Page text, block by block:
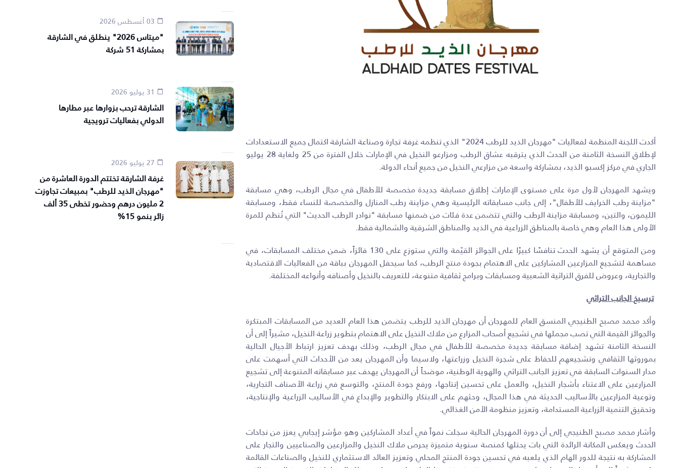
أكدت اللجنة المنظمة لفعاليات "مهرجان الذيد للرطب 2024" الذي تنظمه غرفة تجارة وصناعة الشارقة اكتمال جميع الاستعدادات
لإطلاق النسخة الثامنة من الحدث الذي يترقبه عشاق الرطب ومزارعو النخيل في الإمارات خلال الفترة من 25 ولغاية 28 يوليو
الجاري في مركز إكسبو الذيد، بمشاركة واسعة من مزارعي النخيل من جميع أنحاء الدولة.
ويشهد المهرجان لأول مرة على مستوى الإمارات إطلاق مسابقة جديدة مخصصة للأطفال في مجال الرطب، وهي مسابقة
"مزاينة رطب الخرايف للأطفال"، إلى جانب مسابقاته الرئيسية وهي مزاينة رطب المنازل والمخصصة للنساء فقط، ومسابقة
الليمون، والتين، ومسابقة مزاينة الرطب والتي تتضمن عدة فئات من ضمنها مسابقة "نوادر الرطب الحديث" التي تُنظم للمرة
الأولى هذا العام وهي خاصة بالمناطق الزراعية في الذيد والمناطق الشرقية والشمالية فقط.
ومن المتوقع أن يشهد الحدث تنافسًا كبيرًا على الجوائز القيّمة والتي ستوزع على 130 فائزاً، ضمن مختلف المسابقات، في
مساهمة لتشجيع المزارعين المشاركين على الاهتمام بجودة منتج الرطب، كما سيحفل المهرجان بباقة من الفعاليات الاقتصادية
والتجارية، وعروض للفرق التراثية الشعبية ومسابقات وبرامج ثقافية متنوعة، للتعريف بالنخيل وأصنافه وأنواعه المختلفة.
ترسيخ الجانب التراثي
وأكد محمد مصبح الطنيجي المنسق العام للمهرجان أن مهرجان الذيد للرطب يتضمن هذا العام العديد من المسابقات المبتكرة
والجوائز القيمة التي تصب مجملها في تشجيع أصحاب المزارع من ملاك النخيل على الاهتمام بتطوير زراعة النخيل، مشيراً إلى أن
النسخة الثامنة تشهد إضافة مسابقة جديدة مخصصة للأطفال في مجال الرطب، وذلك بهدف تعزيز ارتباط الأجيال الحالية
بموروثها الثقافي وتشجيعهم للحفاظ على شجرة النخيل وزراعتها، ولاسيما وأن المهرجان يعد من الأحداث التي أسهمت على
مدار السنوات السابقة في تعزيز الجانب التراثي والهوية الوطنية، موضحاً أن المهرجان يهدف عبر مسابقاته المتنوعة إلى تشجيع
المزارعين على الاعتناء بأشجار النخيل، والعمل على تحسين إنتاجها، ورفع جودة المنتج، والتوسع في زراعة الأصناف التجارية،
وتوعية المزارعين بالأساليب الحديثة في هذا المجال، وحثهم على الابتكار والتطوير والإبداع في الأساليب الزراعية والإنتاجية،
وتحقيق التنمية الزراعية المستدامة، وتعزيز منظومة الأمن الغذائي.
وأشار محمد مصبح الطنيجي إلى أن دورة المهرجان الحالية سجلت نمواً في أعداد المشاركين وهو مؤشر إيجابي يعزز من نجاحات
الحدث ويعكس المكانة الرائدة التي بات يحتلها كمنصة سنوية متميزة يحرص ملاك النخيل والمزارعين والصناعيين والتجار على
المشاركة به نتيجة للدور الهام الذي يلعبه في تحسين جودة المنتج المحلي وتعزيز العائد الاستثماري للنخيل والصناعات القائمة
"ميتاس 2026" ينطلق في الشارقة
بمشاركة 51 شركة
الشارقة ترحب بزوارها عبر مطارها
الدولي بفعاليات ترويجية
غرفة الشارقة تختتم الدورة العاشرة من
"مهرجان الذيد للرطب" بمبيعات تجاوزت
2 مليون درهم وحضور تخطى 35 ألف
زائر بنمو 15%